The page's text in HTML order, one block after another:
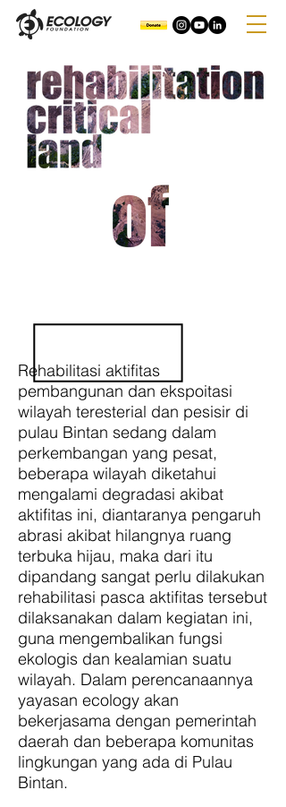
Rehabilitasi aktifitas
pembangunan dan ekspoitasi
wilayah teresterial dan pesisir di
pulau Bintan sedang dalam
perkembangan yang pesat,
beberapa wilayah diketahui
mengalami degradasi akibat
aktifitas ini, diantaranya pengaruh
abrasi akibat hilangnya ruang
terbuka hijau, maka dari itu
dipandang sangat perlu dilakukan
rehabilitasi pasca aktifitas tersebut
dilaksanakan dalam kegiatan ini,
guna mengembalikan fungsi
ekologis dan kealamian suatu
wilayah. Dalam perencanaannya
yayasan ecology akan
bekerjasama dengan pemerintah
daerah dan beberapa komunitas
lingkungan yang ada di Pulau
Bintan.